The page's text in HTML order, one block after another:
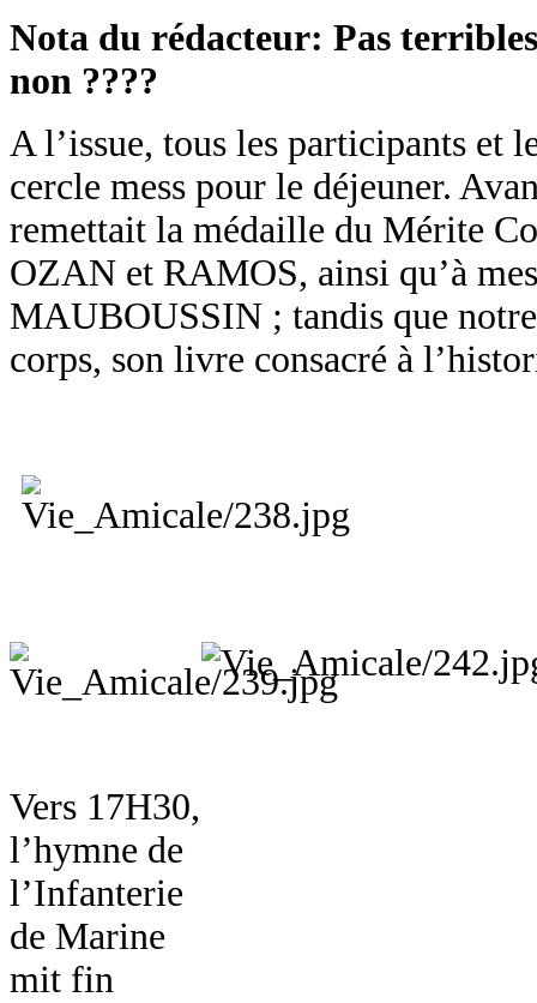
Nota du rédacteur: Pas
non ????
A l’issue, tous les participants et
cercle mess pour le déjeuner.
remettait la médaille du Mérite
OZAN et RAMOS, ainsi qu’à
MAUBOUSSIN ; tandis que
corps, son livre consacré à
Vers 17H30,
l’hymne de
l’Infanterie
de Marine
mit fin